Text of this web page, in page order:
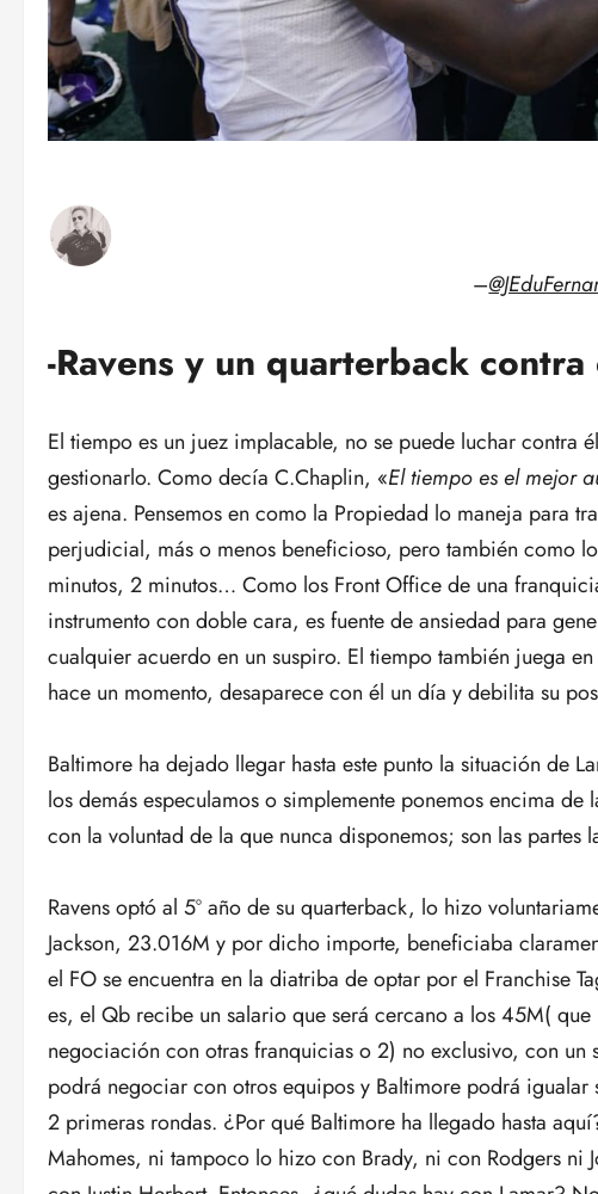
–
-Ravens y un quarterback
El tiempo es un juez implacable, no se puede luchar contra
gestionarlo. Como decía C.Chaplin, «El tiempo es el mejor
es ajena. Pensemos en como la Propiedad lo maneja para
perjudicial, más o menos beneficioso, pero también como
minutos, 2 minutos… Como los Front Office de una
instrumento con doble cara, es fuente de ansiedad para
cualquier acuerdo en un suspiro. El tiempo también juega
hace un momento, desaparece con él un día y debilita su
Baltimore ha dejado llegar hasta este punto la situación de
los demás especulamos o simplemente ponemos encima
con la voluntad de la que nunca disponemos; son las
Ravens optó al 5º año de su quarterback, lo hizo
Jackson, 23.016M y por dicho importe, beneficiaba
el FO se encuentra en la diatriba de optar por el Franchise
es, el Qb recibe un salario que será cercano a los 45M(
negociación con otras franquicias o 2) no exclusivo, con
podrá negociar con otros equipos y Baltimore podrá
2 primeras rondas. ¿Por qué Baltimore ha llegado hasta
Mahomes, ni tampoco lo hizo con Brady, ni con Rodgers ni